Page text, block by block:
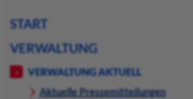
START
VERWALTUNG
VERWALTUNG AKTUELL
Aktuelle Pressemitteilungen